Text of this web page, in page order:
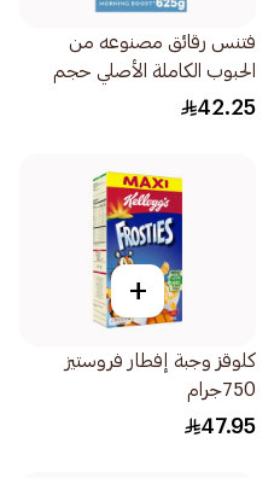
فتنس رقائق مصنوعه من
الحبوب الكاملة الأصلي حجم
توفيري 625جرام
42.25
+
كلوقز وجبة إفطار فروستيز
750جرام
47.95